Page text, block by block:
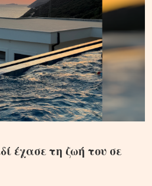
έχασε τη ζωή του σε